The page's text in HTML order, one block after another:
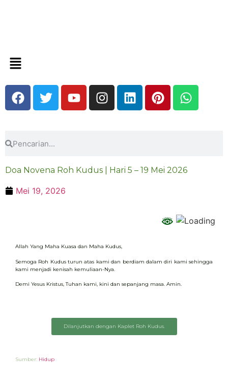
Doa Novena Roh Kudus | Hari 5 – 19 Mei 2026
Mei 19, 2026
Allah Yang Maha Kuasa dan Maha Kudus,
Semoga Roh Kudus turun atas kami dan berdiam dalam diri kami sehingga
kami menjadi kenisah kemuliaan-Nya.
Demi Yesus Kristus, Tuhan kami, kini dan sepanjang masa. Amin.
Dilanjutkan dengan Kaplet Roh Kudus.
Sumber: Hidup